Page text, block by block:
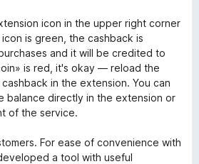
icon in the upper right corner
is green, the cashback is
and it will be credited to
is red, it's okay — reload the
in the extension. You can
balance directly in the extension or
of the service.
For ease of convenience with
a tool with useful